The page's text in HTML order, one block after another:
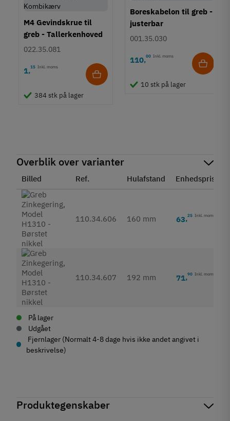
M4 Gevindskrue til
greb - Tallerkenhoved
- Krydskærv
022.35.081
1,15 Inkl. moms
384 stk på lager
Boreskabelon til greb -
justerbar
001.35.030
110,00 Inkl. moms
10 stk på lager
Overblik over varianter
Billed Ref. Hulafstand Enhedspris
110.34.606 160 mm 63,25 Inkl. moms
110.34.607 192 mm 71,90 Inkl. moms
På lager
Udgået
Fjernlager (Normalt 4-8 dage hvis ikke andet angivet i
beskrivelse)
Produktegenskaber